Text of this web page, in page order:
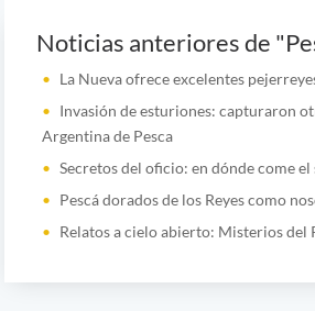
Noticias anteriores de
La Nueva ofrece excelentes
Invasión de esturiones: capturaron
Argentina de Pesca
Secretos del oficio: en dónde come
Pescá dorados de los Reyes como
Relatos a cielo abierto: Misterios del